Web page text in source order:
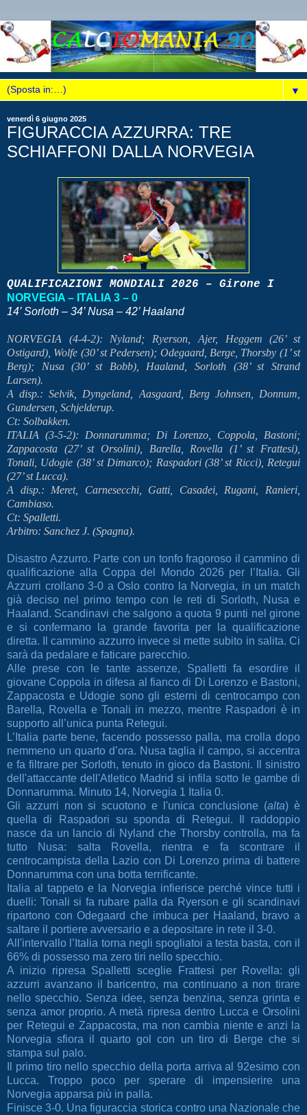
▼
venerdì 6 giugno 2025
FIGURACCIA AZZURRA: TRE
SCHIAFFONI DALLA NORVEGIA
QUALIFICAZIONI MONDIALI 2026 – Girone I
NORVEGIA – ITALIA 3 – 0
14’ Sorloth – 34’ Nusa – 42’ Haaland
NORVEGIA (4-4-2): Nyland; Ryerson, Ajer, Heggem (26’ st
Ostigard), Wolfe (30’ st Pedersen); Odegaard, Berge, Thorsby (1’ st
Berg); Nusa (30’ st Bobb), Haaland, Sorloth (38’ st Strand
Larsen).
A disp.: Selvik, Dyngeland, Aasgaard, Berg Johnsen, Donnum,
Gundersen, Schjelderup.
Ct: Solbakken.
ITALIA (3-5-2): Donnarumma; Di Lorenzo, Coppola, Bastoni;
Zappacosta (27’ st Orsolini), Barella, Rovella (1’ st Frattesi),
Tonali, Udogie (38’ st Dimarco); Raspadori (38’ st Ricci), Retegui
(27’ st Lucca).
A disp.: Meret, Carnesecchi, Gatti, Casadei, Rugani, Ranieri,
Cambiaso.
Ct: Spalletti.
Arbitro: Sanchez J. (Spagna).
Disastro Azzurro. Parte con un tonfo fragoroso il cammino di
qualificazione alla Coppa del Mondo 2026 per l’Italia. Gli
Azzurri crollano 3-0 a Oslo contro la Norvegia, in un match
già deciso nel primo tempo con le reti di Sorloth, Nusa e
Haaland. Scandinavi che salgono a quota 9 punti nel girone
e si confermano la grande favorita per la qualificazione
diretta. Il cammino azzurro invece si mette subito in salita. Ci
sarà da pedalare e faticare parecchio.
Alle prese con le tante assenze, Spalletti fa esordire il
giovane Coppola in difesa al fianco di Di Lorenzo e Bastoni,
Zappacosta e Udogie sono gli esterni di centrocampo con
Barella, Rovella e Tonali in mezzo, mentre Raspadori è in
supporto all’unica punta Retegui.
L’Italia parte bene, facendo possesso palla, ma crolla dopo
nemmeno un quarto d’ora. Nusa taglia il campo, si accentra
e fa filtrare per Sorloth, tenuto in gioco da Bastoni. Il sinistro
dell'attaccante dell'Atletico Madrid si infila sotto le gambe di
Donnarumma. Minuto 14, Norvegia 1 Italia 0.
Gli azzurri non si scuotono e l'unica conclusione (alta) è
quella di Raspadori su sponda di Retegui. Il raddoppio
nasce da un lancio di Nyland che Thorsby controlla, ma fa
tutto Nusa: salta Rovella, rientra e fa scontrare il
centrocampista della Lazio con Di Lorenzo prima di battere
Donnarumma con una botta terrificante.
Italia al tappeto e la Norvegia infierisce perché vince tutti i
duelli: Tonali si fa rubare palla da Ryerson e gli scandinavi
ripartono con Odegaard che imbuca per Haaland, bravo a
saltare il portiere avversario e a depositare in rete il 3-0.
All'intervallo l’Italia torna negli spogliatoi a testa basta, con il
66% di possesso ma zero tiri nello specchio.
A inizio ripresa Spalletti sceglie Frattesi per Rovella: gli
azzurri avanzano il baricentro, ma continuano a non tirare
nello specchio. Senza idee, senza benzina, senza grinta e
senza amor proprio. A metà ripresa dentro Lucca e Orsolini
per Retegui e Zappacosta, ma non cambia niente e anzi la
Norvegia sfiora il quarto gol con un tiro di Berge che si
stampa sul palo.
Il primo tiro nello specchio della porta arriva al 92esimo con
Lucca. Troppo poco per sperare di impensierire una
Norvegia apparsa più in palla.
Finisce 3-0. Una figuraccia storica contro una Nazionale che